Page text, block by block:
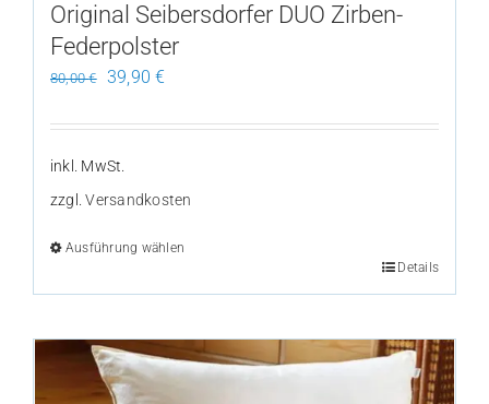
gewählt
werden
Original Seibersdorfer DUO Zirben-
Federpolster
80,00€
Ursprünglicher
war:
80,00 €
39,90€
ist:
inkl. MwSt.
zzgl.Versandkosten
Ausführung wählen
Produkt
mehrere
Varianten
Details